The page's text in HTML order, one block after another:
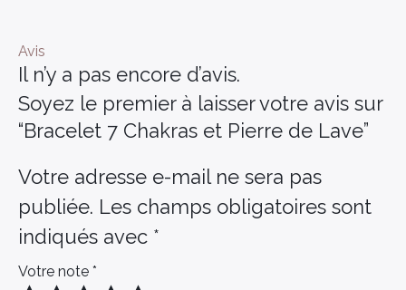
Avis
Il n’y a pas encore d’avis.
Soyez le premier à laisser votre avis sur
“Bracelet 7 Chakras et Pierre de Lave”
Votre adresse e-mail ne sera pas
publiée. Les champs obligatoires sont
indiqués avec *
Votre note *